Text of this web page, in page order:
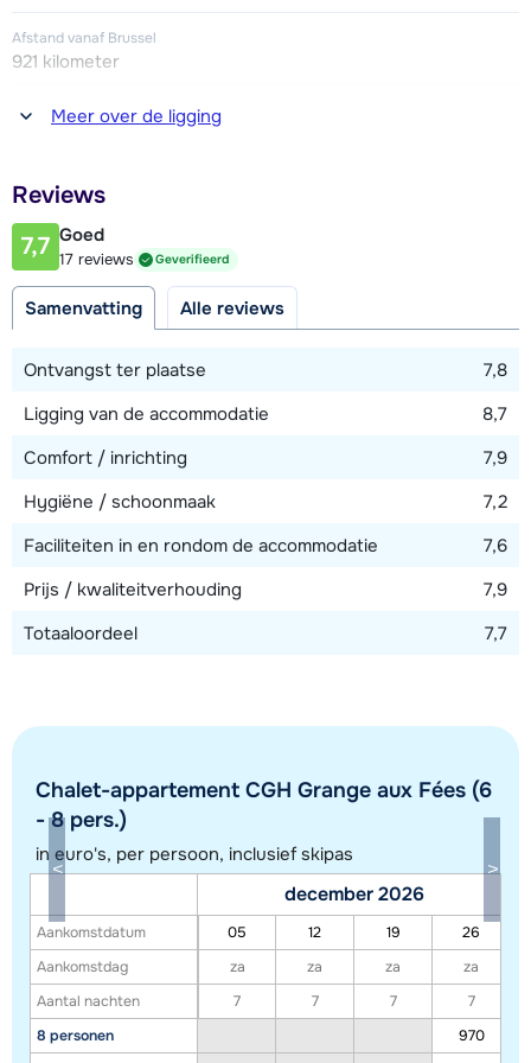
Afstand vanaf Brussel
921 kilometer
Afstand tot winkel(s)
800 meter
800 meter
Afstand tot piste
5 - 25 meter
Toon alle accommodaties in dit gebied
exacte locatie kan enigszins afwijken.
Meer over de ligging
Reviews
7,7 Goed
17 reviews Geverifieerd
Samenvatting Alle reviews
Ontvangst ter plaatse
7,8
Ligging van de accommodatie
8,7
Comfort / inrichting
7,9
Hygiëne / schoonmaak
7,2
Faciliteiten in en rondom de accommodatie
7,6
Prijs / kwaliteitverhouding
7,9
Totaaloordeel
7,7
Chalet-appartement CGH Grange aux Fées (6
- 8 pers.)
in euro's, per persoon, inclusief skipas
Aankomstdatum
Aankomstdag
Aantal nachten
8 personen
december 2026
05 12 19
26
za
za za
za
7
7 7
7
970